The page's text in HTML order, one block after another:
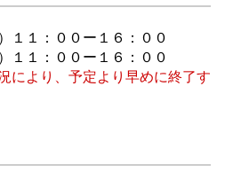
１１：００ー１６：００
：００ー１６：００
により、予定より早めに終了す